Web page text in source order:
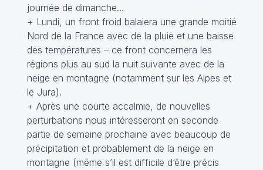
journée de dimanche…
+ Lundi, un front froid balaiera une grande moitié
Nord de la France avec de la pluie et une baisse
des températures – ce front concernera les
régions plus au sud la nuit suivante avec de la
neige en montagne (notamment sur les Alpes et
le Jura).
+ Après une courte accalmie, de nouvelles
perturbations nous intéresseront en seconde
partie de semaine prochaine avec beaucoup de
précipitation et probablement de la neige en
montagne (même s’il est difficile d‘être précis